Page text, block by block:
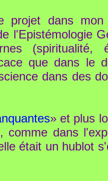
projet dans
l'Epistémologie
(spiritualité,
que dans le
dans des
» et plus
comme dans
était un hublot